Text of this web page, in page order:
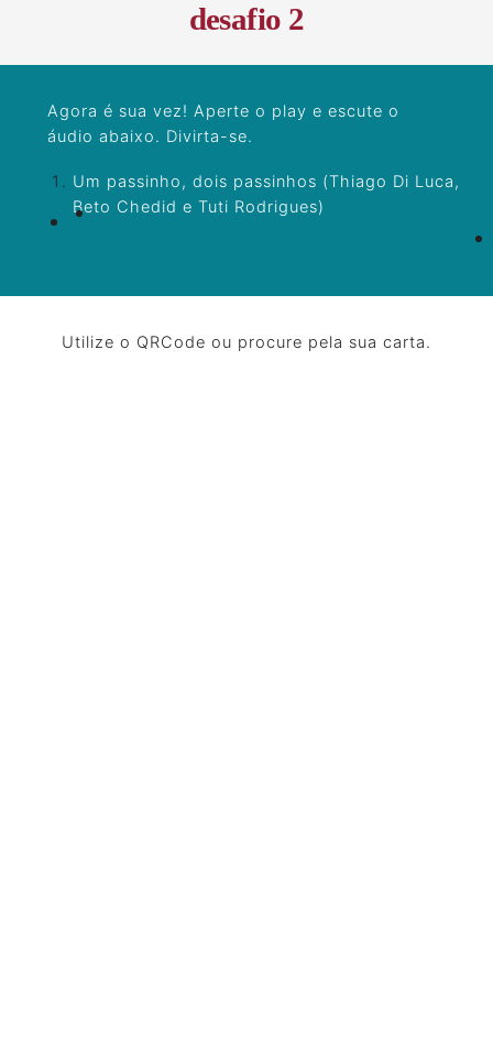
desafio 2
Agora é sua vez! Aperte o play e escute o
áudio abaixo. Divirta-se.
Um passinho, dois passinhos (Thiago Di Luca,
Beto Chedid e Tuti Rodrigues)
Utilize o QRCode ou procure pela sua carta.